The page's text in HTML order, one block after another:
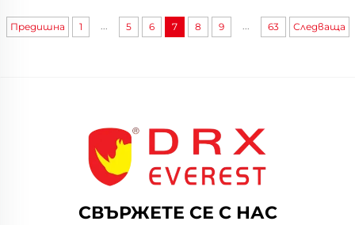
Предишна 1 ... 5 6 7 8 9 ... 63 Следваща
СВЪРЖЕТЕ СЕ С НАС